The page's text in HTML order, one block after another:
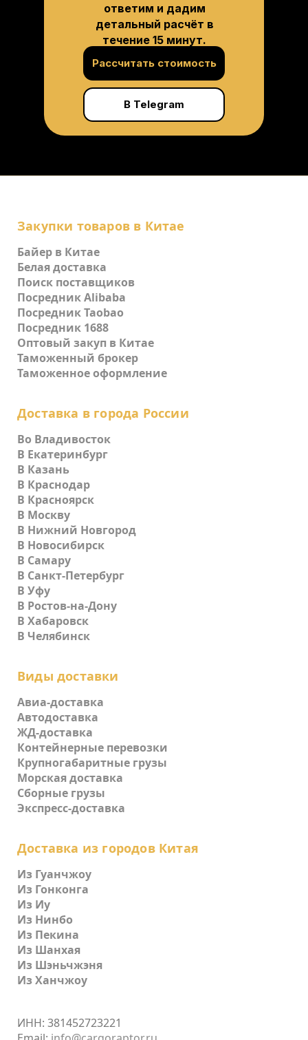
Рассчитать стоимость
В Telegram
ответим и дадим
детальный расчёт в
течение 15 минут.
Закупки товаров в Китае
Байер в Китае
Белая доставка
Поиск поставщиков
Посредник Alibaba
Посредник Taobao
Посредник 1688
Оптовый закуп в Китае
Таможенный брокер
Таможенное оформление
Доставка в города России
Во Владивосток
В Екатеринбург
В Казань
В Краснодар
В Красноярск
В Москву
В Нижний Новгород
В Новосибирск
В Самару
В Санкт-Петербург
В Уфу
В Ростов-на-Дону
В Хабаровск
В Челябинск
Виды доставки
Авиа-доставка
Автодоставка
ЖД-доставка
Контейнерные перевозки
Крупногабаритные грузы
Морская доставка
Сборные грузы
Экспресс-доставка
Доставка из городов Китая
Из Гуанчжоу
Из Гонконга
Из Иу
Из Нинбо
Из Пекина
Из Шанхая
Из Шэньчжэня
Из Ханчжоу
ИНН: 381452723221